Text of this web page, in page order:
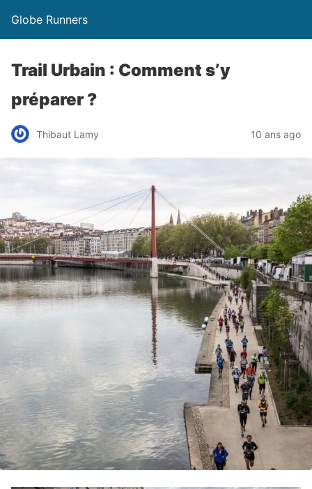
Globe Runners
Trail Urbain : Comment s’y
préparer ?
Thibaut Lamy 10 ans ago